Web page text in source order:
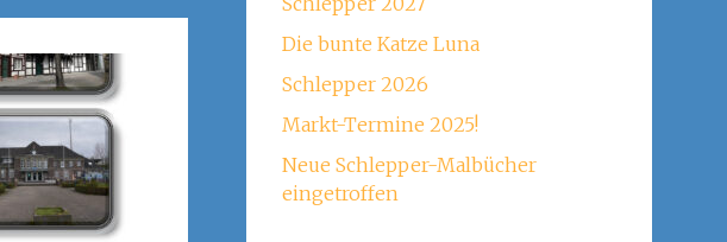
Die bunte Katze Luna
Schlepper 2026
Markt-Termine 2025!
Neue Schlepper-Malbücher
eingetroffen